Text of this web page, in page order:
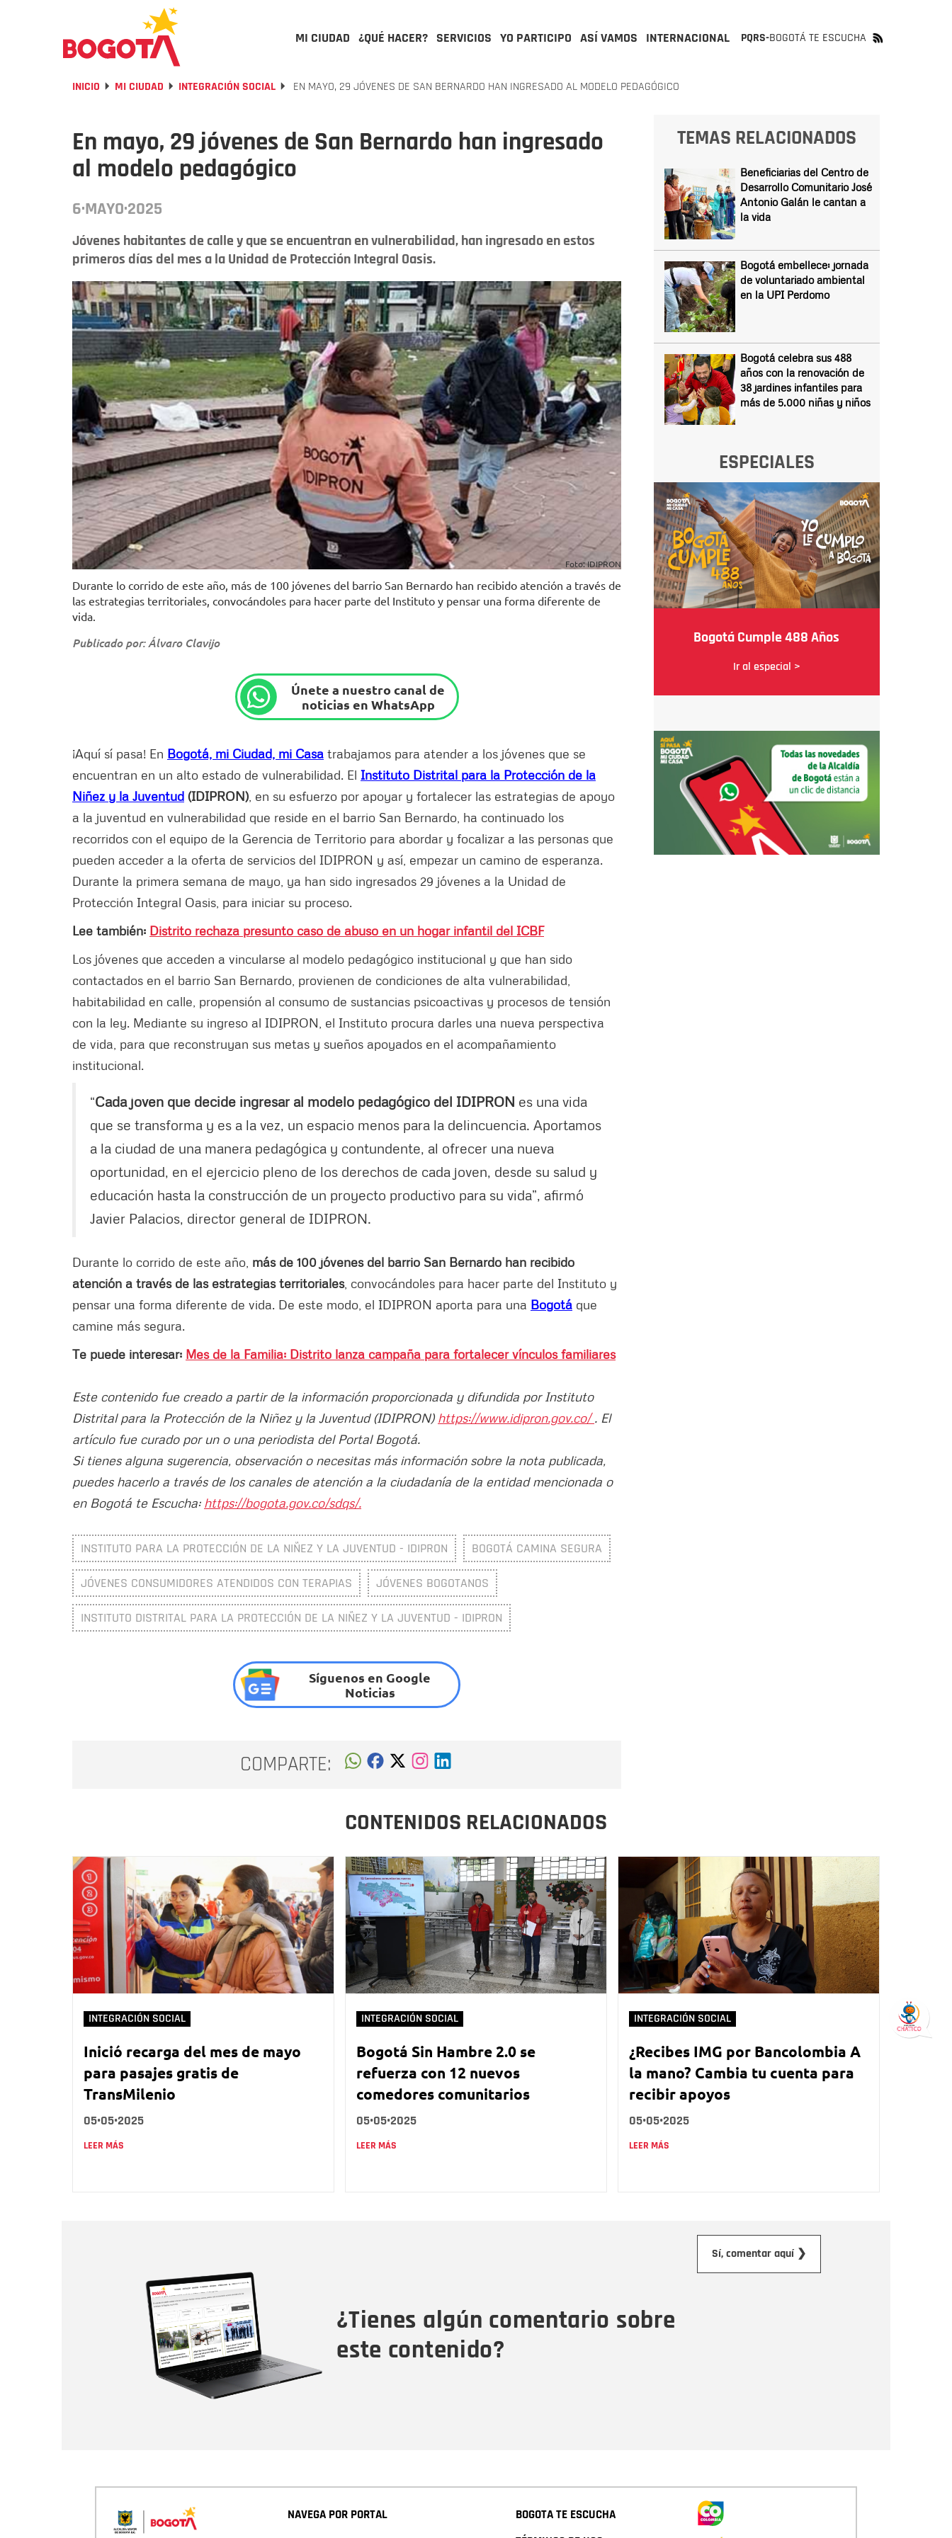
MI CIUDAD ¿QUÉ HACER? SERVICIOS YO PARTICIPO ASÍ VAMOS INTERNACIONAL PQRS-BOGOTÁ TE ESCUCHA
INICIO MI CIUDAD INTEGRACIÓN SOCIAL EN MAYO, 29 JÓVENES DE SAN BERNARDO HAN INGRESADO AL MODELO PEDAGÓGICO
En mayo, 29 jóvenes de San Bernardo han ingresado
al modelo pedagógico
6·MAYO·2025
Jóvenes habitantes de calle y que se encuentran en vulnerabilidad, han ingresado en estos
primeros días del mes a la Unidad de Protección Integral Oasis.
Foto: IDIPRON
Durante lo corrido de este año, más de 100 jóvenes del barrio San Bernardo han recibido atención a través de
las estrategias territoriales, convocándoles para hacer parte del Instituto y pensar una forma diferente de
vida.
Publicado por: Álvaro Clavijo
Únete a nuestro canal de
noticias en WhatsApp
¡Aquí sí pasa! En Bogotá, mi Ciudad, mi Casa trabajamos para atender a los jóvenes que se
encuentran en un alto estado de vulnerabilidad. El Instituto Distrital para la Protección de la
Niñez y la Juventud (IDIPRON) , en su esfuerzo por apoyar y fortalecer las estrategias de apoyo
a la juventud en vulnerabilidad que reside en el barrio San Bernardo, ha continuado los
recorridos con el equipo de la Gerencia de Territorio para abordar y focalizar a las personas que
pueden acceder a la oferta de servicios del IDIPRON y así, empezar un camino de esperanza.
Durante la primera semana de mayo, ya han sido ingresados 29 jóvenes a la Unidad de
Protección Integral Oasis, para iniciar su proceso.
Lee también: Distrito rechaza presunto caso de abuso en un hogar infantil del ICBF
Los jóvenes que acceden a vincularse al modelo pedagógico institucional y que han sido
contactados en el barrio San Bernardo, provienen de condiciones de alta vulnerabilidad,
habitabilidad en calle, propensión al consumo de sustancias psicoactivas y procesos de tensión
con la ley. Mediante su ingreso al IDIPRON, el Instituto procura darles una nueva perspectiva
de vida, para que reconstruyan sus metas y sueños apoyados en el acompañamiento
institucional.
“Cada joven que decide ingresar al modelo pedagógico del IDIPRON es una vida
que se transforma y es a la vez, un espacio menos para la delincuencia. Aportamos
a la ciudad de una manera pedagógica y contundente, al ofrecer una nueva
oportunidad, en el ejercicio pleno de los derechos de cada joven, desde su salud y
educación hasta la construcción de un proyecto productivo para su vida”, afirmó
Javier Palacios, director general de IDIPRON.
Durante lo corrido de este año, más de 100 jóvenes del barrio San Bernardo han recibido
atención a través de las estrategias territoriales, convocándoles para hacer parte del Instituto y
pensar una forma diferente de vida. De este modo, el IDIPRON aporta para una Bogotá que
camine más segura.
Te puede interesar: Mes de la Familia: Distrito lanza campaña para fortalecer vínculos familiares
Este contenido fue creado a partir de la información proporcionada y difundida por Instituto
Distrital para la Protección de la Niñez y la Juventud (IDIPRON) https://www.idipron.gov.co/. El
artículo fue curado por un o una periodista del Portal Bogotá.
Si tienes alguna sugerencia, observación o necesitas más información sobre la nota publicada,
puedes hacerlo a través de los canales de atención a la ciudadanía de la entidad mencionada o
en Bogotá te Escucha: https://bogota.gov.co/sdqs/.
INSTITUTO PARA LA PROTECCIÓN DE LA NIÑEZ Y LA JUVENTUD - IDIPRON BOGOTÁ CAMINA SEGURA
JÓVENES CONSUMIDORES ATENDIDOS CON TERAPIAS JÓVENES BOGOTANOS
INSTITUTO DISTRITAL PARA LA PROTECCIÓN DE LA NIÑEZ Y LA JUVENTUD - IDIPRON
Síguenos en Google
Noticias
COMPARTE:
TEMAS RELACIONADOS
Beneficiarias del Centro de
Desarrollo Comunitario José
Antonio Galán le cantan a
la vida
Bogotá embellece: jornada
de voluntariado ambiental
en la UPI Perdomo
Bogotá celebra sus 488
años con la renovación de
38 jardines infantiles para
más de 5.000 niñas y niños
ESPECIALES
Bogotá Cumple 488 Años
Ir al especial >
CONTENIDOS RELACIONADOS
INTEGRACIÓN SOCIAL
Inició recarga del mes de mayo
para pasajes gratis de
TransMilenio
05•05•2025
LEER MÁS
INTEGRACIÓN SOCIAL
Bogotá Sin Hambre 2.0 se
refuerza con 12 nuevos
comedores comunitarios
05•05•2025
LEER MÁS
INTEGRACIÓN SOCIAL
¿Recibes IMG por Bancolombia A
la mano? Cambia tu cuenta para
recibir apoyos
05•05•2025
LEER MÁS
¿Tienes algún comentario sobre
este contenido?
Sí, comentar aquí ❯
NAVEGA POR PORTAL
BOGOTA TE ESCUCHA